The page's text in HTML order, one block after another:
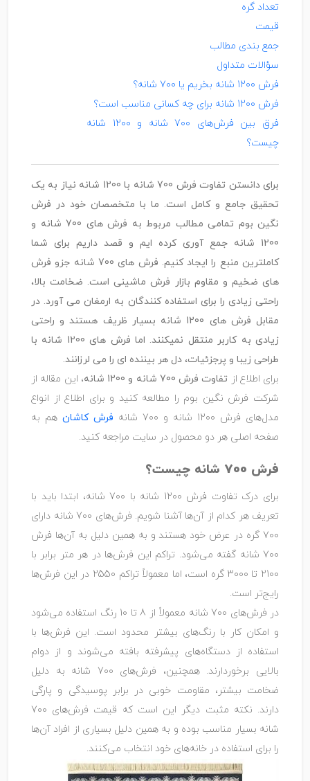
تعداد گره
قیمت
جمع بندی مطالب
سؤالات متداول
فرش 1200 شانه بخریم یا 700 شانه؟
فرش 1200 شانه برای چه کسانی مناسب است؟
فرق بین فرش‌های 700 شانه و 1200 شانه
چیست؟
برای دانستن تفاوت فرش 700 شانه با 1200 شانه نیاز به یک
تحقیق جامع و کامل است. ما با متخصصان خود در فرش
نگین بوم تمامی مطالب مربوط به فرش های 700 شانه و
1200 شانه جمع آوری کرده ایم و قصد داریم برای شما
کاملترین منبع را ایجاد کنیم. فرش های 700 شانه جزو فرش
های ضخیم و مقاوم بازار فرش ماشینی است. ضخامت بالا،
راحتی زیادی را برای استفاده کنندگان به ارمغان می آورد. در
مقابل فرش های 1200 شانه بسیار ظریف هستند و راحتی
زیادی به کاربر منتقل نمیکنند. اما فرش های 1200 شانه با
طراحی زیبا و پرجزئیات، دل هر بیننده ای را می لرزانند.
برای اطلاع از تفاوت فرش 700 شانه و 1200 شانه
، این مقاله از
شرکت فرش نگین بوم را مطالعه کنید و برای اطلاع از انواع
مدل‌های فرش 1200 شانه و 700 شانه
فرش کاشان هم به
صفحه اصلی هر دو محصول در سایت مراجعه کنید.
فرش 700 شانه چیست؟
برای درک تفاوت فرش 1200 شانه با 700 شانه، ابتدا باید با
تعریف هر کدام از آن‌ها آشنا شویم. فرش‌های 700 شانه دارای
700 گره در عرض خود هستند و به همین دلیل به آن‌ها فرش
700 شانه گفته می‌شود. تراکم این فرش‌ها در هر متر برابر با
2100 تا 3000 گره است، اما معمولاً تراکم 2550 در این فرش‌ها
رایج‌تر است.
در فرش‌های 700 شانه معمولاً از 8 تا 10 رنگ استفاده می‌شود
و امکان کار با رنگ‌های بیشتر محدود است. این فرش‌ها با
استفاده از دستگاه‌های پیشرفته بافته می‌شوند و از دوام
بالایی برخوردارند. همچنین، فرش‌های 700 شانه به دلیل
ضخامت بیشتر، مقاومت خوبی در برابر پوسیدگی و پارگی
دارند. نکته مثبت دیگر این است که قیمت فرش‌های 700
شانه بسیار مناسب بوده و به همین دلیل بسیاری از افراد آن‌ها
را برای استفاده در خانه‌های خود انتخاب می‌کنند.